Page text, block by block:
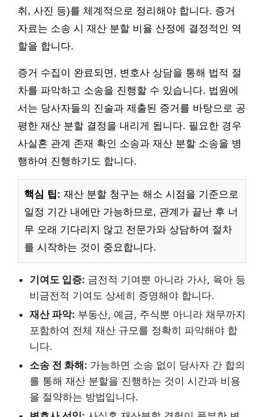
취, 사진 등)를 체계적으로 정리해야 합니다. 증거
자료는 소송 시 재산 분할 비율 산정에 결정적인 역
할을 합니다.
증거 수집이 완료되면, 변호사 상담을 통해 법적 절
차를 파악하고 소송을 진행할 수 있습니다. 법원에
서는 당사자들의 진술과 제출된 증거를 바탕으로 공
평한 재산 분할 결정을 내리게 됩니다. 필요한 경우
사실혼 관계 존재 확인 소송과 재산 분할 소송을 병
행하여 진행하기도 합니다.
핵심 팁: 재산 분할 청구는 해소 시점을 기준으로
일정 기간 내에만 가능하므로, 관계가 끝난 후 너
무 오래 기다리지 않고 전문가와 상담하여 절차
를 시작하는 것이 중요합니다.
기여도 입증: 금전적 기여뿐 아니라 가사, 육아 등
비금전적 기여도 상세히 증명해야 합니다.
재산 파악: 부동산, 예금, 주식뿐 아니라 채무까지
포함하여 전체 재산 규모를 정확히 파악해야 합
니다.
소송 전 화해: 가능하면 소송 없이 당사자 간 합의
를 통해 재산 분할을 진행하는 것이 시간과 비용
을 절약하는 방법입니다.